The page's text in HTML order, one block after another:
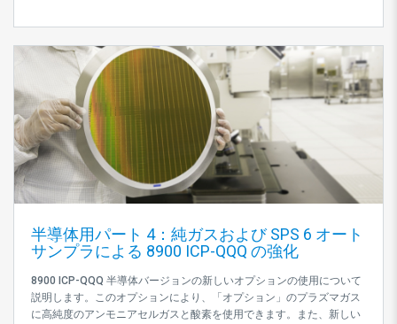
半導体用パート 4：純ガスおよび SPS 6 オート
サンプラによる 8900 ICP-QQQ の強化
8900 ICP-QQQ 半導体バージョンの新しいオプションの使用について
説明します。このオプションにより、「オプション」のプラズマガス
に高純度のアンモニアセルガスと酸素を使用できます。また、新しい